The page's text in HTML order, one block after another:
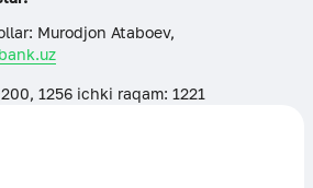
Murodjon Ataboev,
1256 ichki raqam: 1221